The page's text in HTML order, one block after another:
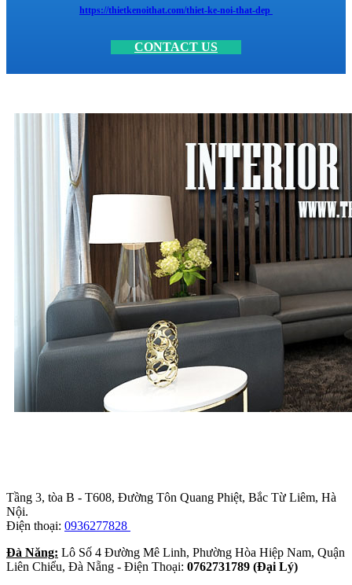
https://thietkenoithat.com/thiet-ke-noi-that-dep
CONTACT US
Tầng 3, tòa B - T608, Đường Tôn Quang Phiệt, Bắc Từ Liêm, Hà
Nội.
Điện thoại: 0936277828
Đà Năng: Lô Số 4 Đường Mê Linh, Phường Hòa Hiệp Nam, Quận
Liên Chiểu, Đà Nẵng - Điện Thoại: 0762731789 (Đại Lý)